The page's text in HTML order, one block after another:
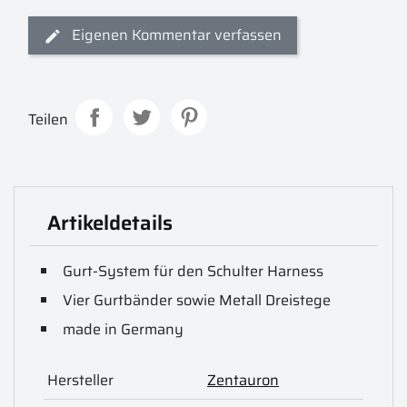
Eigenen Kommentar verfassen
Teilen
Artikeldetails
Gurt-System für den Schulter Harness
Vier Gurtbänder sowie Metall Dreistege
made in Germany
Hersteller
Zentauron